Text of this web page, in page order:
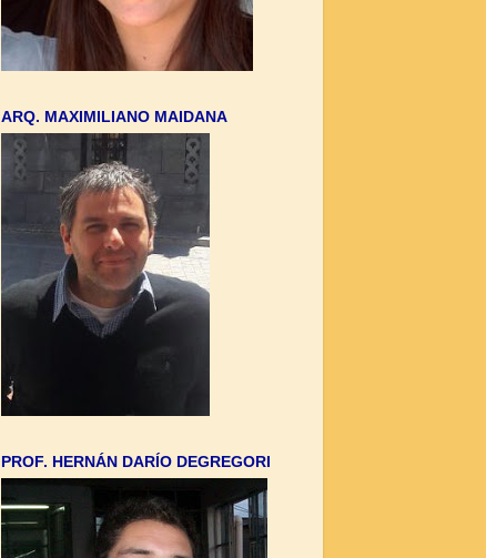
ARQ. MAXIMILIANO MAIDANA
PROF. HERNÁN DARÍO DEGREGORI